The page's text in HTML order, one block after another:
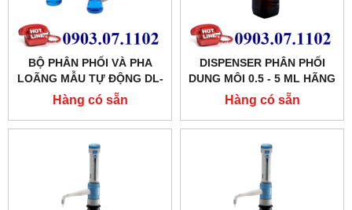
BỘ PHÂN PHỐI VÀ PHA
LOÃNG MẪU TỰ ĐỘNG DL-
D50-PRO HÃNG DLAB
Hàng có sẵn
DISPENSER PHÂN PHỐI
DUNG MÔI 0.5 - 5 ML HÃNG
DLAB
Hàng có sẵn